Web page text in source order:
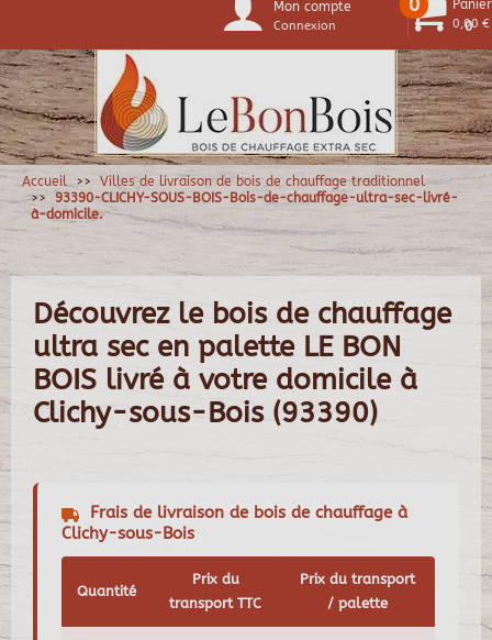
0
Mon compte
Connexion
0 Panier
0,00 €
Accueil
Villes de livraison de bois de chauffage traditionnel
93390-CLICHY-SOUS-BOIS-Bois-de-chauffage-ultra-sec-livré-
à-domicile.
Découvrez le bois de chauffage
ultra sec en palette LE BON
BOIS livré à votre domicile à
Clichy-sous-Bois (93390)
Frais de livraison de bois de chauffage à
Clichy-sous-Bois
Quantité
Prix du
transport TTC
Prix du transport
/ palette